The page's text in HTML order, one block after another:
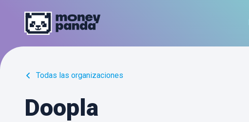
Todas las organizaciones
Doopla